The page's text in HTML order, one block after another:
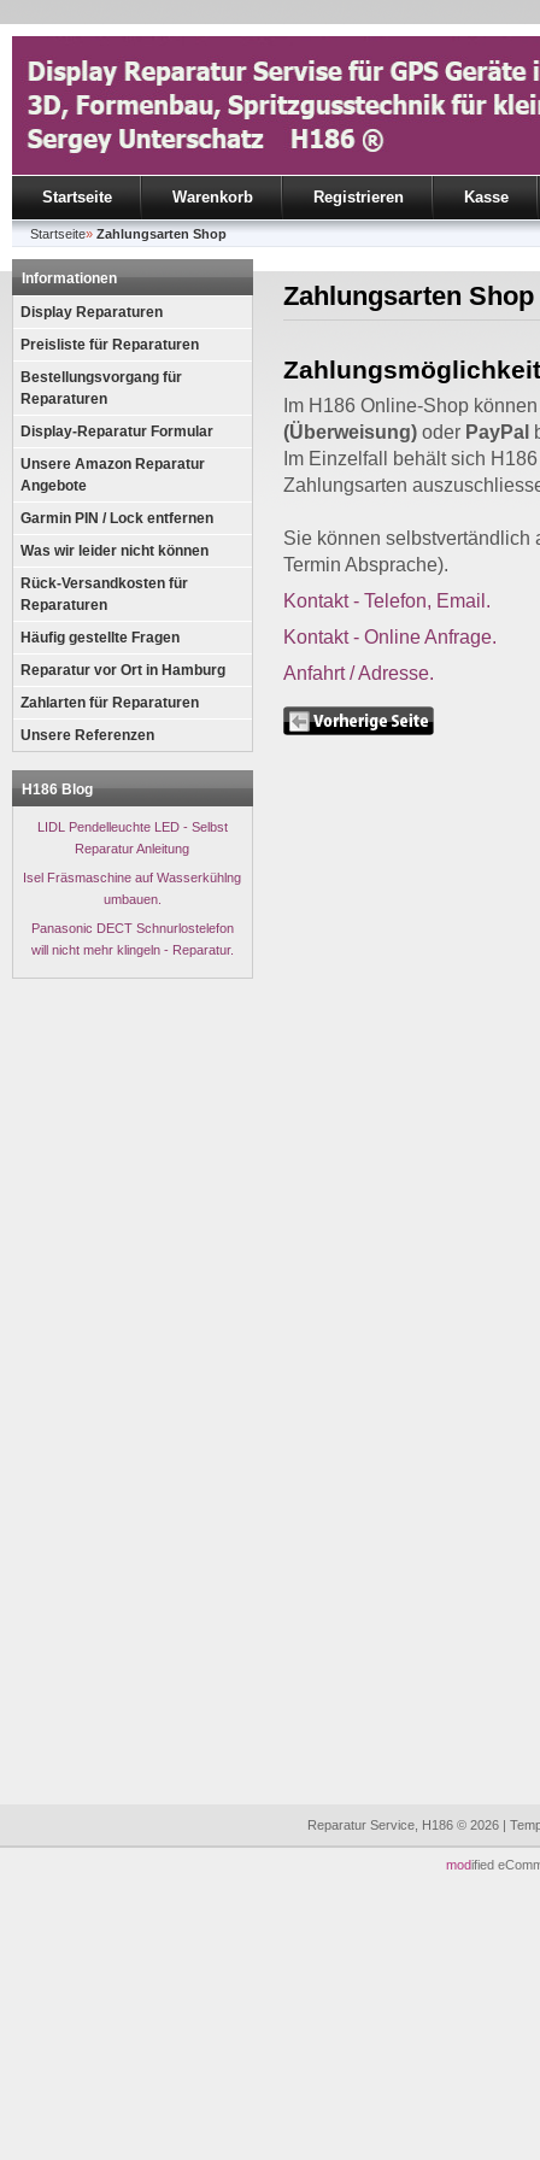
Startseite Warenkorb Registrieren Kasse
Startseite» Zahlungsarten Shop
Informationen
Display Reparaturen
Preisliste für Reparaturen
Bestellungsvorgang für
Reparaturen
Display-Reparatur Formular
Unsere Amazon Reparatur
Angebote
Garmin PIN / Lock entfernen
Was wir leider nicht können
Rück-Versandkosten für
Reparaturen
Häufig gestellte Fragen
Reparatur vor Ort in Hamburg
Zahlarten für Reparaturen
Unsere Referenzen
H186 Blog
LIDL Pendelleuchte LED - Selbst
Reparatur Anleitung
Isel Fräsmaschine auf Wasserkühlng
umbauen.
Panasonic DECT Schnurlostelefon
will nicht mehr klingeln - Reparatur.
Zahlungsarten Shop
Im H186 Online-Shop
(Überweisung) oder PayPal
Im Einzelfall behält sich
Zahlungsarten
Sie können selbstvertändlich
Termin Absprache).
Kontakt - Telefon, Email.
Kontakt - Online Anfrage.
Anfahrt / Adresse.
Reparatur Service, H186 © 2026 |
modified